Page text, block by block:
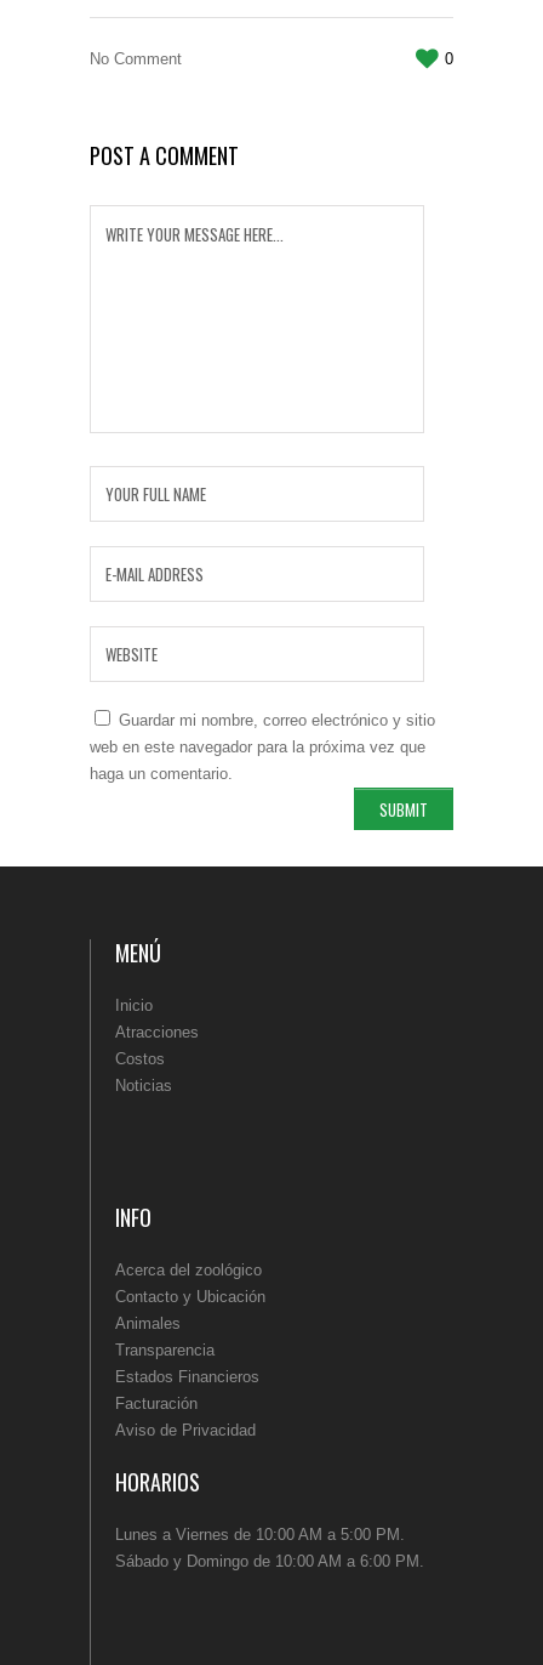
No Comment 0
POST A COMMENT
Guardar mi nombre, correo electrónico y sitio
web en este navegador para la próxima vez que
haga un comentario.
MENÚ
Inicio
Atracciones
Costos
Noticias
INFO
Acerca del zoológico
Contacto y Ubicación
Animales
Transparencia
Estados Financieros
Facturación
Aviso de Privacidad
HORARIOS
Lunes a Viernes de 10:00 AM a 5:00 PM.
Sábado y Domingo de 10:00 AM a 6:00 PM.